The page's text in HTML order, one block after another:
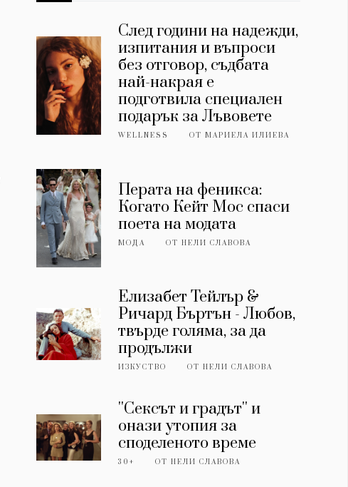
След години на надежди,
изпитания и въпроси
без отговор, съдбата
най-накрая е
подготвила специален
подарък за Лъвовете
WELLNESS ОТМАРИЕЛА ИЛИЕВА
Перата на феникса:
Когато Кейт Мос спаси
поета на модата
МОДА ОТНЕЛИ СЛАВОВА
Елизабет Тейлър &
Ричард Бъртън - Любов,
твърде голяма, за да
продължи
ИЗКУСТВО ОТНЕЛИ СЛАВОВА
''Сексът и градът'' и
онази утопия за
споделеното време
30+ ОТНЕЛИ СЛАВОВА